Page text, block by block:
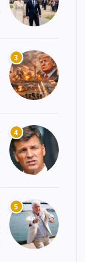
3
4
5